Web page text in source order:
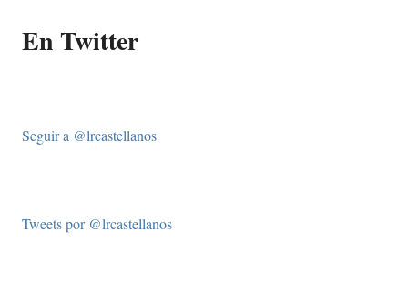
En Twitter
Seguir a @lrcastellanos
Tweets por @lrcastellanos